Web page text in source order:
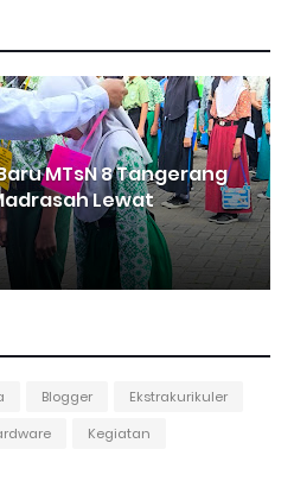
MTsN 8 Tangerang
Lewat
Blogger
Ekstrakurikuler
Kegiatan